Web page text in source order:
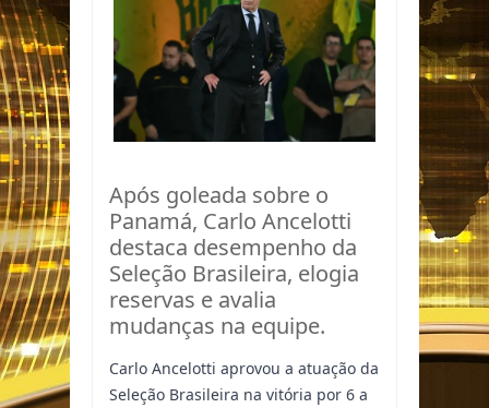
Após goleada sobre o
Panamá, Carlo Ancelotti
destaca desempenho da
Seleção Brasileira, elogia
reservas e avalia
mudanças na equipe.
Carlo Ancelotti aprovou a atuação da
Seleção Brasileira na vitória por 6 a